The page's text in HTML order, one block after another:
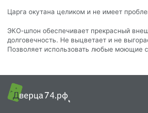
Царга окутана целиком и не имеет
ЭКО-шпон обеспечивает прекрасный
долговечность. Не выцветает и не
Позволяет использовать любые моющие